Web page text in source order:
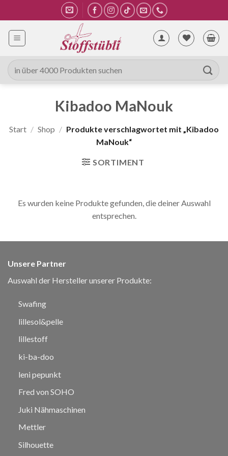
Inhalt
springen
Suche
nach:
Kibadoo MaNouk
Start / Shop / Produkte verschlagwortet mit „Kibadoo
MaNouk“
SORTIMENT
Es wurden keine Produkte gefunden, die deiner Auswahl
entsprechen.
Unsere Partner
Auswahl der Hersteller unserer Produkte:
Swafing
lillesol&pelle
lillestoff
ki-ba-doo
leni pepunkt
Fred von SOHO
Juki Nähmaschinen
Mettler
Silhouette